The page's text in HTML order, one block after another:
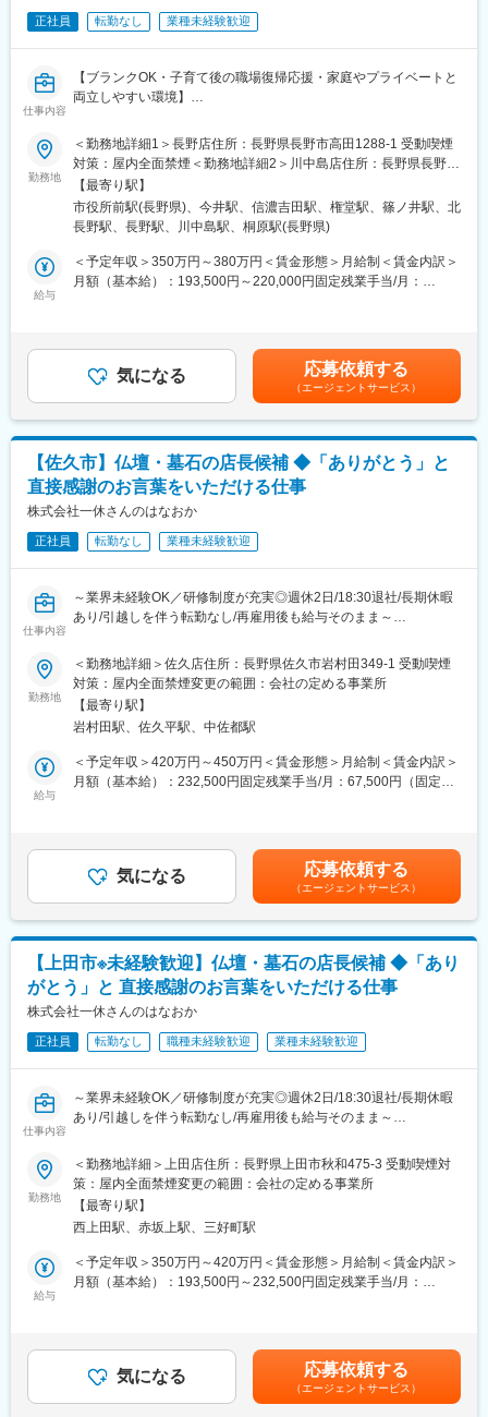
葬儀や四十九日までの計画もサポートする為、お客様の気持ちに
寄り添いニーズに合った提案をする力が求められます。 お仏壇・
お墓の知識のほか弔事全般に関する知識はもちろん、様々な相談
内容にも対応するスキルが大切です。
■教育体制
ント・マーケティングを学べる社内塾。年8回開催で実践に役立
つ“経営の基礎”が身につきます。
■過去の中途採用実績
百貨店販売員、建築資材営業、葬祭ディレクター、カーディーラ
様々な業界出身の20代・30代・40代・50代の方が活躍していま
す！
大切なご家族を亡くされた皆様の心に寄り添う仕事です。
亡き方のこと、ご家族のこと、一つひとつを知り、ご供養の想い
を形にし、信頼関係の中で「ありがとう」と お客様から感謝さ
れ、ご家族の絆とサポートできる大変やりがいのある仕事です。
(2)ワークライフバランスの充実
仕事とプライベートや家庭の両立が出来るよう、定時退社を推奨
しています。その為社員のほとんどが18:30には退社しています！
(3)定年後も働ける会社
70歳まで待遇変わらずに再雇用しているので、定年後も長く働け
る環境です。
変更の範囲：会社の定める業務
正社員 転勤なし 業種未経験歓迎
仕事内容
【ブランクOK・子育て後の職場復帰応援・家庭やプライベートと
両立しやすい環境】
当社は、昭和38年の創業時より地元の皆さまに親しまれ供養の専
門店として、お客様の「心の豊かさと仕合せな暮らし」を実現す
る為のお手伝いをする事を使命としております。
■職務概要
仏壇・墓地・霊園等の販売事業を行う当社にて、店舗へ来店され
たお客様への接客業務をお任せします。お客様の想いや状況をヒ
アリングし、仏壇やお墓のご提案の他、行政・相続の手続き等ま
多くのお客様が大切な方を亡くされて、悲しみと不安なお気持ち
を抱えてご来店されます。そんなお客様に一人一人寄り添い、想
いや背景を詳しくお聞きしながらご提案をさせていただきます。
・ご来店されたお客様の想いや考えなどをお伺いしながら、お客
様の故人への想いに合わせた商品を提案
・ご購入された商品のお引渡しまでの管理およびアフターサービ
スの提供
・書類作成（提案書・見積書等）等
■就業環境
残業平均10時間とワークライフバランスの充実実現。
仏壇・仏具は計画的に購入される方が多いため、緊急の突発対応
がなく計画的に働くことができます。転勤はほどんとございませ
■評価制度
目標数値よりもアドバイザーとして顧客にいかに信頼されている
かを図るため、"お客様アンケート"を実施、評価に組み込んでいま
を行っていただきます。
お客様の予算内でしっかり供養できるよう導いていただきます。
トを作成し指導致しますので、ご安心下さい。
■当社の魅力
＜お客様より感謝いただける職種です＞
供養のことを検討し始める時、多くの方が「初めてのことで、わ
からないことがわからない」という不安をお持ちです。
誰にも相談できず心が落ちかないといったお気持ちもあると思い
ます。
このような不安の中で、私たちは誠心誠意お応えし、お客様の状
況や背景をお聴きする、不安や疑問にわかりやすくお答えし、お
変更の範囲：会社の定める業務
勤務地
＜勤務地詳細1＞長野店住所：長野県長野市高田1288-1 受動喫煙
対策：屋内全面禁煙＜勤務地詳細2＞川中島店住所：長野県長野市
川中島町原465-2 受動喫煙対策：屋内全面禁煙＜勤務地詳細3＞若
槻店住所：長野県長野市稲田1-34-4 受動喫煙対策：屋内全面禁煙
変更の範囲：会社の定める事業所
【最寄り駅】
市役所前駅(長野県)、今井駅、信濃吉田駅、権堂駅、篠ノ井駅、北
長野駅、長野駅、川中島駅、桐原駅(長野県)
給与
＜予定年収＞350万円～380万円＜賃金形態＞月給制＜賃金内訳＞
月額（基本給）：193,500円～220,000円固定残業手当/月：
与：あり／年2回※評価は結果だけではなく「どれだけお客様に喜
んで貰えたか」を重視し、賞与へ反映。＜等級制度＞1等級→２等
級→3等級→4等級と昇給していきます。また社内表彰制度にてお
客様と良い関係を築いた人には特別報酬を支給しています。賃金
はあくまでも目安の金額であり、選考を通じて上下する可能性が
あります。月給(月額)は固定手当を含めた表記です。
気になる 応募依頼する
（エージェントサービス）
【佐久市】仏壇・墓石の店長候補 ◆「ありがとう」と
直接感謝のお言葉をいただける仕事
株式会社一休さんのはなおか
正社員 転勤なし 業種未経験歓迎
仕事内容
～業界未経験OK／研修制度が充実◎週休2日/18:30退社/長期休暇
あり/引越しを伴う転勤なし/再雇用後も給与そのまま～
■採用背景
当社は、昭和38年の創業時より地元の皆さまに親しまれ供養の専
門店としてこれまで続けてまいりました。
お客様が「心の豊かさと仕合せな暮らし」を実現するためのお手
伝いをおります。
■職務概要
いたします。
ど）
◎チラシやSNS、地域イベントなどの販促活動
◎少人数チームのマネジメント（1店舗3～5名）など
■職務の特徴
葬儀や四十九日までの計画もサポートする為、お客様の気持ちに
寄り添いニーズに合った提案をする力が求められます。 お仏壇・
お墓の知識のほか弔事全般に関する知識はもちろん、様々な相談
内容にも対応するスキルが大切です。
店長候補向け研修「一休さん塾」で安心スタート理念・マネジメ
ント・マーケティングを学べる社内塾。年8回開催で実践に役立
つ“経営の基礎”が身につきます。
百貨店販売員、建築資材営業、葬祭ディレクター、カーディーラ
ー、紳士服販売員、ホテル・旅館などからご転職されています。
(1)お客様に感謝されるお仕事
大切なご家族を亡くされた皆様の心に寄り添う仕事です。
勤務地
＜勤務地詳細＞佐久店住所：長野県佐久市岩村田349-1 受動喫煙
対策：屋内全面禁煙変更の範囲：会社の定める事業所
【最寄り駅】
岩村田駅、佐久平駅、中佐都駅
給与
＜予定年収＞420万円～450万円＜賃金形態＞月給制＜賃金内訳＞
月額（基本給）：232,500円固定残業手当/月：67,500円（固定残
給40万円（手当含む）＋賞与2回（60万円）＋特別報酬（70万
円） ▼店長15年目／年収1064万円（月給60円（手当含む）＋賞
与2回（144万円）＋特別報酬（200万円）■キャリアアップ店長
（1等級～3等級)→スーパーバイザー（4等級)→役員賃金はあくま
でも目安の金額であり、選考を通じて上下する可能性がありま
す。月給(月額)は固定手当を含めた表記です。
気になる 応募依頼する
（エージェントサービス）
【上田市※未経験歓迎】仏壇・墓石の店長候補 ◆「あり
がとう」と 直接感謝のお言葉をいただける仕事
株式会社一休さんのはなおか
正社員 転勤なし 職種未経験歓迎 業種未経験歓迎
仕事内容
～業界未経験OK／研修制度が充実◎週休2日/18:30退社/長期休暇
あり/引越しを伴う転勤なし/再雇用後も給与そのまま～
■採用背景
当社は、昭和38年の創業時より地元の皆さまに親しまれ供養の専
門店としてこれまで続けてまいりました。
お客様が「心の豊かさと仕合せな暮らし」を実現するためのお手
伝いをおります。
■職務概要
いたします。
勤務地
＜勤務地詳細＞上田店住所：長野県上田市秋和475-3 受動喫煙対
策：屋内全面禁煙変更の範囲：会社の定める事業所
【最寄り駅】
西上田駅、赤坂上駅、三好町駅
給与
＜予定年収＞350万円～420万円＜賃金形態＞月給制＜賃金内訳＞
月額（基本給）：193,500円～232,500円固定残業手当/月：
ル年収▼店長3年目／年収617万円（月給40万円（手当含む）＋賞
与2回（60万円）＋特別報酬（70万円） ▼店長15年目／年収1064
万円（月給60円（手当含む）＋賞与2回（144万円）＋特別報酬
気になる 応募依頼する
（エージェントサービス）